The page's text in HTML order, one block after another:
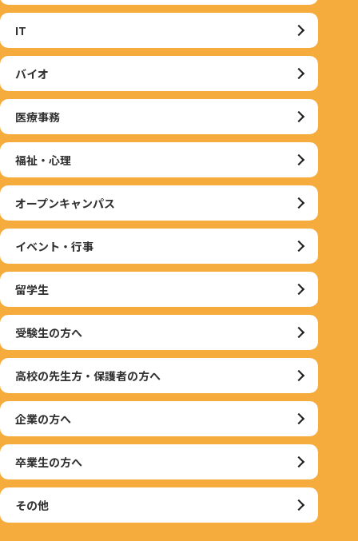
IT
バイオ
医療事務
福祉・心理
オープンキャンパス
イベント・行事
留学生
受験生の方へ
高校の先生方・保護者の方へ
企業の方へ
卒業生の方へ
その他